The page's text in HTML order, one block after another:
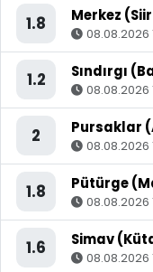
1.8 Merkez
08.08.2026
1.2 Sındırgı
08.08.2026
2 Pursaklar
08.08.2026
1.8 Pütürge
08.08.2026
1.6 Simav
08.08.2026